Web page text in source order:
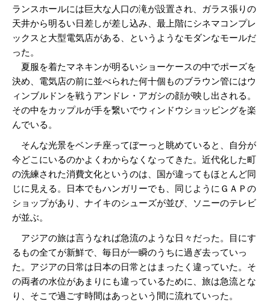
ランスホールには巨大な人口の滝が設置され、ガラス張りの
天井から明るい日差しが差し込み、最上階にシネマコンプレ
ックスと大型電気店がある、というようなモダンなモールだ
った。
夏服を着たマネキンが明るいショーケースの中でポーズを
決め、電気店の前に並べられた何十個ものブラウン管にはウ
ィンブルドンを戦うアンドレ・アガシの顔が映し出される。
その中をカップルが手を繋いでウィンドウショッピングを楽
んでいる。
そんな光景をベンチ座ってぼーっと眺めていると、自分が
今どこにいるのかよくわからなくなってきた。近代化した町
の洗練された消費文化というのは、国が違ってもほとんど同
じに見える。日本でもハンガリーでも、同じようにＧＡＰの
ショップがあり、ナイキのシューズが並び、ソニーのテレビ
が並ぶ。
アジアの旅は言うなれば急流のような日々だった。目にす
るもの全てが新鮮で、毎日が一瞬のうちに過ぎ去っていっ
た。アジアの日常は日本の日常とはまったく違っていた。そ
の両者の水位があまりにも違っているために、旅は急流とな
り、そこで過ごす時間はあっという間に流れていった。